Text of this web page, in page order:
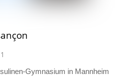
Gymnasium in Mannheim